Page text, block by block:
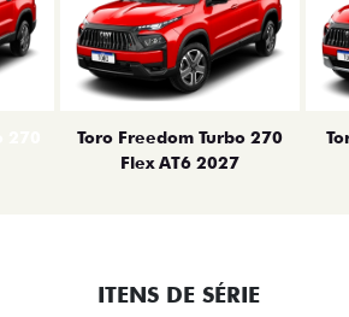
Toro Freedom Turbo 270
Flex AT6 2027
ITENS DE SÉRIE